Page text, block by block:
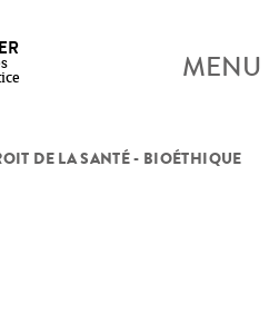
MENU
DE LA SANTÉ - BIOÉTHIQUE